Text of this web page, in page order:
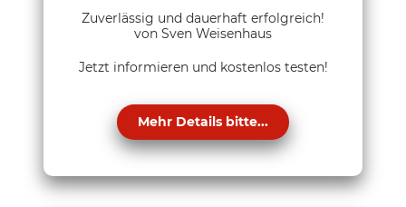
Zuverlässig und dauerhaft erfolgreich!
von Sven Weisenhaus
Jetzt informieren und kostenlos testen!
Mehr Details bitte...